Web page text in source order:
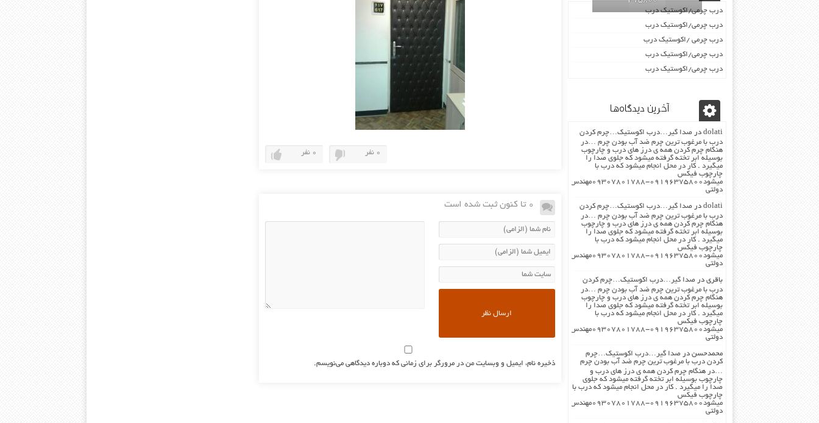
0 نفر 0 نفر
0 تا کنون ثبت شده است
ذخیره نام، ایمیل و وبسایت من در مرورگر برای زمانی که دوباره دیدگاهی می‌نویسم.
درب چرمی/اکوستیک درب
درب چرمی/اکوستیک درب
درب چرمی /اکوستیک درب
درب چرمی/اکوستیک درب
درب چرمی/اکوستیک درب
آخرین دیدگاه‌ها
dolati در صدا گیر…درب اکوستیک…چرم کردن
درب با مرغوب ترین چرم ضد آب بودن چرم …در
هنگام چرم کردن همه ی درز های درب و چارچوب
بوسیله ابر تخته گرفته میشود که جلوی صدا را
میگیرد . کار در محل انجام میشود که درب با
چارچوب فیکس
میشود۰۹۱۹۶۳۷۵۸۰۰-۰۹۳۰۷۸۰۱۷۸۸مهندس
دولتی
dolati در صدا گیر…درب اکوستیک…چرم کردن
درب با مرغوب ترین چرم ضد آب بودن چرم …در
هنگام چرم کردن همه ی درز های درب و چارچوب
بوسیله ابر تخته گرفته میشود که جلوی صدا را
میگیرد . کار در محل انجام میشود که درب با
چارچوب فیکس
میشود۰۹۱۹۶۳۷۵۸۰۰-۰۹۳۰۷۸۰۱۷۸۸مهندس
دولتی
باقری در صدا گیر…درب اکوستیک…چرم کردن
درب با مرغوب ترین چرم ضد آب بودن چرم …در
هنگام چرم کردن همه ی درز های درب و چارچوب
بوسیله ابر تخته گرفته میشود که جلوی صدا را
میگیرد . کار در محل انجام میشود که درب با
چارچوب فیکس
میشود۰۹۱۹۶۳۷۵۸۰۰-۰۹۳۰۷۸۰۱۷۸۸مهندس
دولتی
محمدحسن در صدا گیر…درب اکوستیک…چرم
کردن درب با مرغوب ترین چرم ضد آب بودن چرم
…در هنگام چرم کردن همه ی درز های درب و
چارچوب بوسیله ابر تخته گرفته میشود که جلوی
صدا را میگیرد . کار در محل انجام میشود که درب با
چارچوب فیکس
میشود۰۹۱۹۶۳۷۵۸۰۰-۰۹۳۰۷۸۰۱۷۸۸مهندس
دولتی